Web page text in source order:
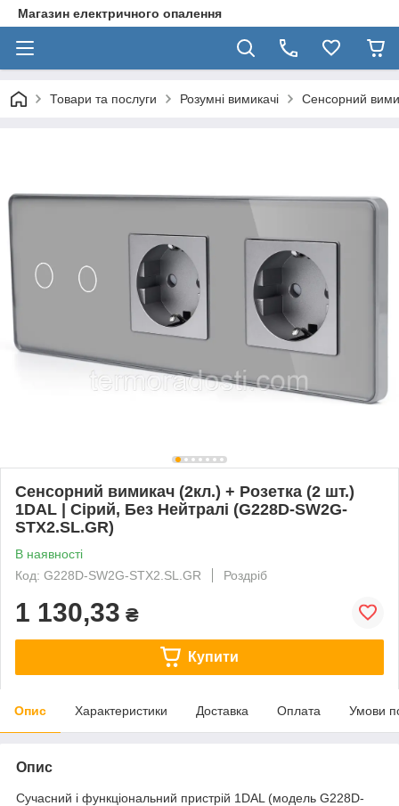
Магазин електричного опалення
Товари та послуги Розумні вимикачі Сенсорний
Сенсорний вимикач (2кл.) + Розетка (2 шт.)
1DAL | Сірий, Без Нейтралі (G228D-SW2G-
STX2.SL.GR)
В наявності
Код: G228D-SW2G-STX2.SL.GR
Роздріб
1 130,33 ₴
Купити
Опис Характеристики Доставка Оплата Умови
Опис
Сучасний і функціональний пристрій 1DAL (модель G228D-